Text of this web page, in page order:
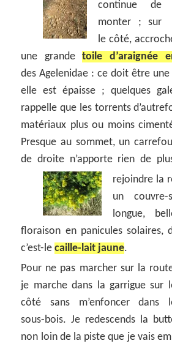
continue de
monter ; sur
le côté,
une grandetoile d’araignée
des Agelenidae : ce doit être
elle est épaisse ; quelques
rappelle que les torrents
matériaux plus ou moins
Presque au sommet, un
de droite n’apporte rien de
rejoindre la
un couvre-
longue,
floraison en panicules solaires,
c’est-lecaille-lait jaune.
Pour ne pas marcher sur la
je marche dans la garrigue sur
côté sans m’enfoncer dans
sous-bois. Je redescends la
non loin de la piste que je vais